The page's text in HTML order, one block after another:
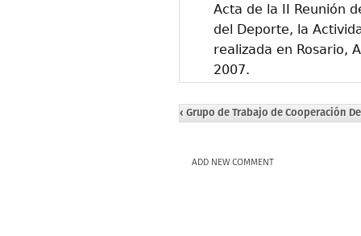
Acta de la II Reunión
del Deporte, la
realizada en Rosario,
2007.
‹ Grupo de Trabajo de Cooperación
ADD NEW COMMENT